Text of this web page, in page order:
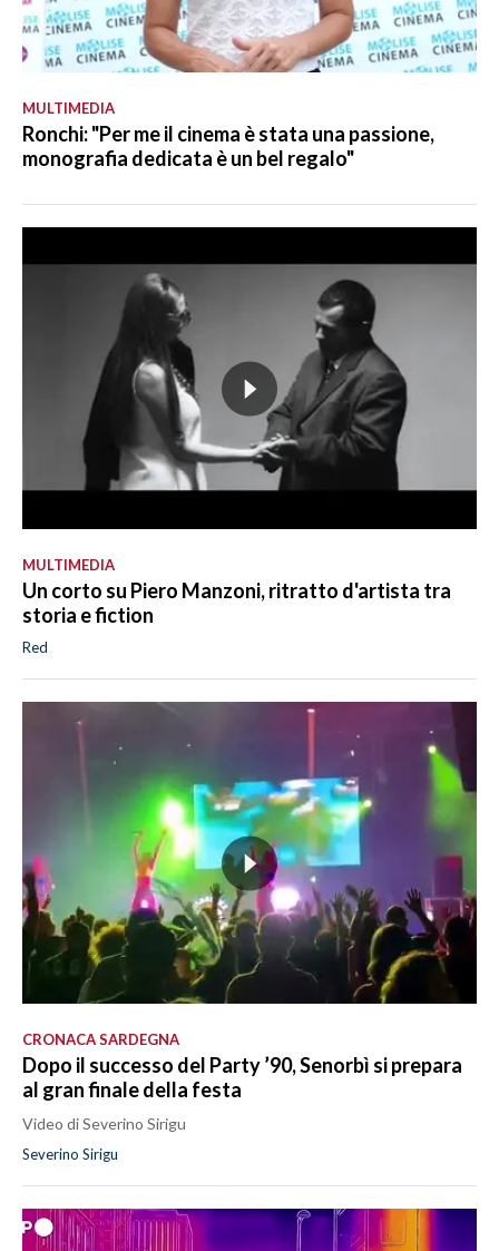
MULTIMEDIA
Ronchi: "Per me il cinema è stata una passione,
monografia dedicata è un bel regalo"
MULTIMEDIA
Un corto su Piero Manzoni, ritratto d'artista tra
storia e fiction
Red
CRONACA SARDEGNA
Dopo il successo del Party ’90, Senorbì si prepara
al gran finale della festa
Video di Severino Sirigu
Severino Sirigu